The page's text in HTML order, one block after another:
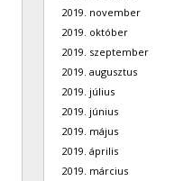
2019. november
2019. október
2019. szeptember
2019. augusztus
2019. július
2019. június
2019. május
2019. április
2019. március